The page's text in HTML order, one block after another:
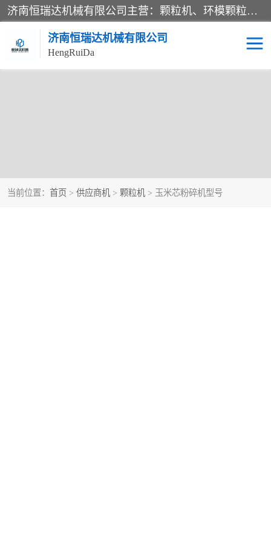
济南恒瑞达机械有限公司主营：颗粒机、环模颗粒机、平模颗粒机、粉碎机、滚筒筛分机、冷却机、颗粒燃烧机、生物质颗粒机、木屑颗粒机、秸秆颗粒机、饲料颗粒机、燃料颗粒机、木材粉碎机、秸秆粉碎机、饲料粉碎机、颗粒冷却机、锯末滚筒筛、锤片粉碎机、滚筒筛、搅拌机等产品。
济南恒瑞达机械有限公司
HengRuiDa
当前位置： 首页 > 供应商机 > 颗粒机 > 玉米芯粉碎机型号